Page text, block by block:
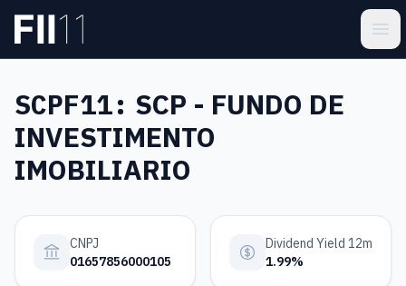
Pular para o conteúdo principal
SCPF11: SCP - FUNDO DE
INVESTIMENTO
IMOBILIARIO
CNPJ
01657856000105
Dividend Yield 12m
1.99%